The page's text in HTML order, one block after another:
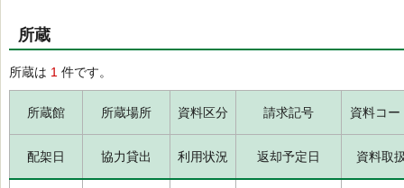
所蔵
所蔵は 1 件です。
所蔵館 所蔵場所 資料区分 請求記号 資料コー
配架日 協力貸出 利用状況 返却予定日 資料取